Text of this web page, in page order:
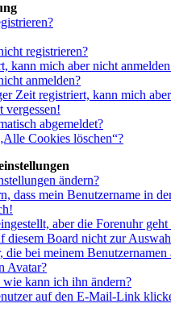
registrieren?
kann mich aber nicht
anmelden?
Zeit registriert, kann mich
vergessen!
abgemeldet?
Cookies löschen“?
ändern?
dass mein Benutzername in
aber die Forenuhr
diesem Board nicht zur
die bei meinem Benutzernamen
Avatar?
kann ich ihn ändern?
auf den E-Mail-Link